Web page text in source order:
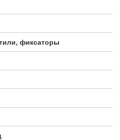
фиксаторы